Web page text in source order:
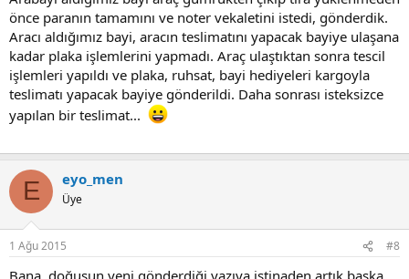
önce paranın tamamını ve noter vekaletini istedi, gönderdik.
Aracı aldığımız bayi, aracın teslimatını yapacak bayiye ulaşana
kadar plaka işlemlerini yapmadı. Araç ulaştıktan sonra tescil
işlemleri yapıldı ve plaka, ruhsat, bayi hediyeleri kargoyla
teslimatı yapacak bayiye gönderildi. Daha sonrası isteksizce
yapılan bir teslimat...
E eyo_men
Üye
1 Ağu 2015 #8